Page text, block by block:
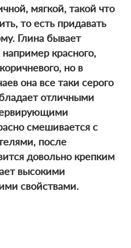
мягкой, такой что
то есть придавать
Глина бывает
красного,
но в
она все таки серого
отличными
смешивается с
после
довольно крепким
высокими
свойствами.